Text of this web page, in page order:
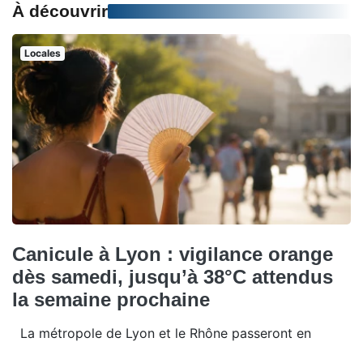
À découvrir
Locales
Canicule à Lyon : vigilance orange
dès samedi, jusqu’à 38°C attendus
la semaine prochaine
La métropole de Lyon et le Rhône passeront en